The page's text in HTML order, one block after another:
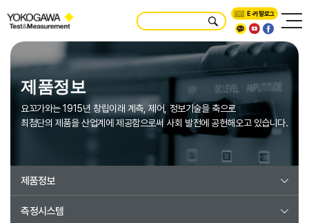
E-카탈로그
제품정보
요꼬가와는 1915년 창립이래 계측, 제어, 정보기술을 축으로
최첨단의 제품을 산업계에 제공함으로써 사회 발전에 공헌해오고 있습니다.
제품정보
측정시스템